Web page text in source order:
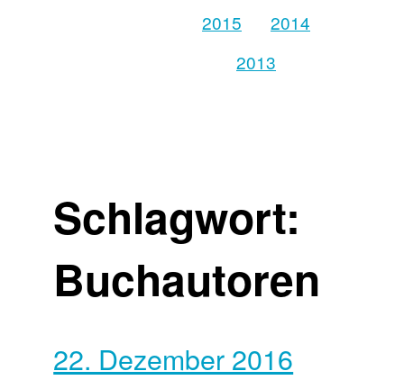
2015
2014
2013
Schlagwort:
Buchautoren
22. Dezember 2016